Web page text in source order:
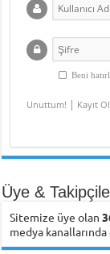
Beni
Unuttum! | Kayıt Ol
Üye &
Sitemize üye olan
medya